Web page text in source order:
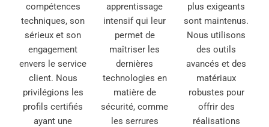
compétences
techniques, son
sérieux et son
engagement
envers le service
client. Nous
privilégions les
profils certifiés
ayant une
apprentissage
intensif qui leur
permet de
maîtriser les
dernières
technologies en
matière de
sécurité, comme
les serrures
plus exigeants
sont maintenus.
Nous utilisons
des outils
avancés et des
matériaux
robustes pour
offrir des
réalisations